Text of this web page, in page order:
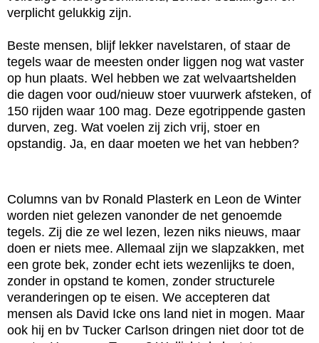
verplicht gelukkig zijn.
Beste mensen, blijf lekker navelstaren, of staar de
tegels waar de meesten onder liggen nog wat vaster
op hun plaats. Wel hebben we zat welvaartshelden
die dagen voor oud/nieuw stoer vuurwerk afsteken, of
150 rijden waar 100 mag. Deze egotrippende gasten
durven, zeg. Wat voelen zij zich vrij, stoer en
opstandig. Ja, en daar moeten we het van hebben?
Columns van bv Ronald Plasterk en Leon de Winter
worden niet gelezen vanonder de net genoemde
tegels. Zij die ze wel lezen, lezen niks nieuws, maar
doen er niets mee. Allemaal zijn we slapzakken, met
een grote bek, zonder echt iets wezenlijks te doen,
zonder in opstand te komen, zonder structurele
veranderingen op te eisen. We accepteren dat
mensen als David Icke ons land niet in mogen. Maar
ook hij en bv Tucker Carlson dringen niet door tot de